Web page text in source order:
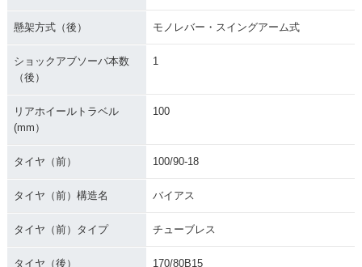
懸架方式（後） モノレバー・スイングアーム式
ショックアブソーバ本数
（後）
1
リアホイールトラベル
(mm）
100
タイヤ（前） 100/90-18
タイヤ（前）構造名 バイアス
タイヤ（前）タイプ チューブレス
タイヤ（後） 170/80B15